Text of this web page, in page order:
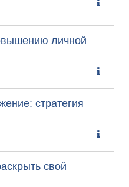
личной
стратегия
свой